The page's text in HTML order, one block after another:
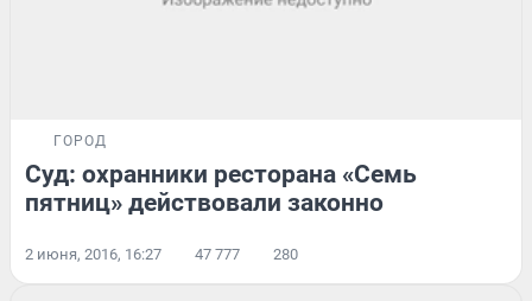
ГОРОД
Суд: охранники ресторана «Семь
пятниц» действовали законно
2 июня, 2016, 16:27 47 777 280